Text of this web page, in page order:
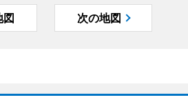
図 次の地図